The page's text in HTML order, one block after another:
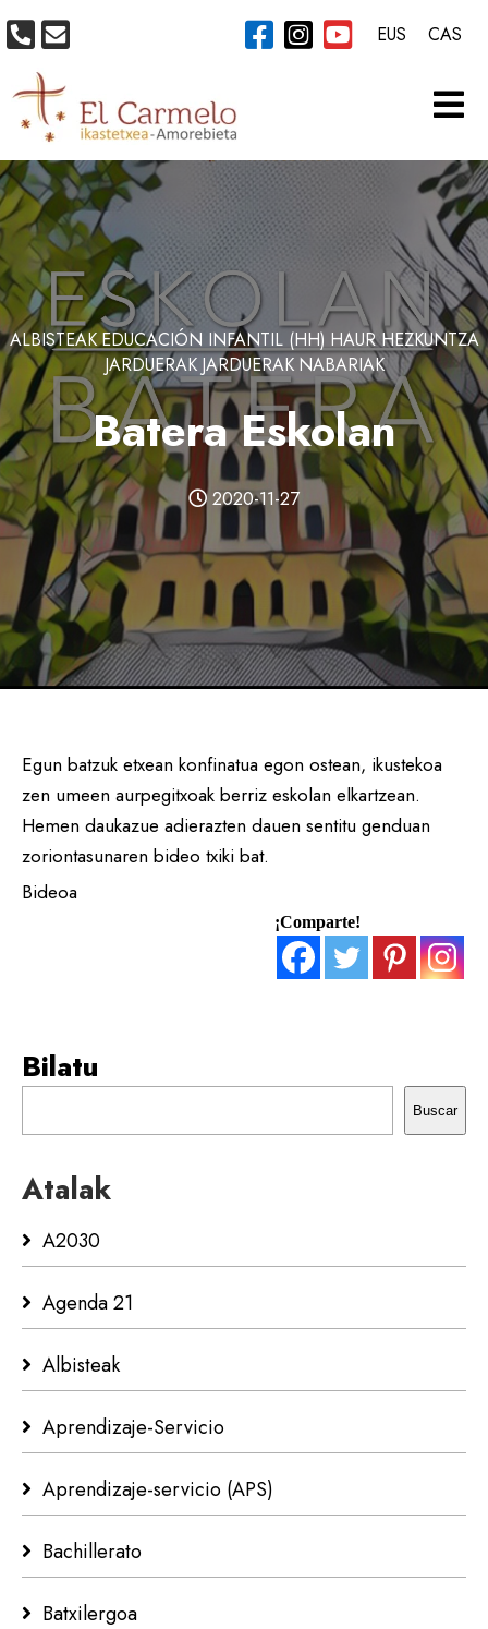
ALBISTEAKEDUCACIÓN INFANTIL (HH) HAUR HEZKUNTZA
JARDUERAK JARDUERAK NABARIAK
Batera Eskolan
2020-11-27
Egun batzuk etxean konfinatua egon ostean, ikustekoa
zen umeen aurpegitxoak berriz eskolan elkartzean.
Hemen daukazue adierazten dauen sentitu genduan
zoriontasunaren bideo txiki bat.
Bideoa
¡Comparte!
Bilatu
Buscar
Atalak
A2030
Agenda 21
Albisteak
Aprendizaje-Servicio
Aprendizaje-servicio (APS)
Bachillerato
Batxilergoa
EUS CAS